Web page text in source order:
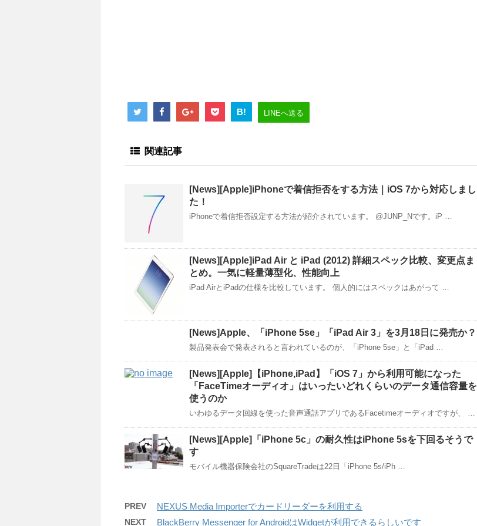
B! LINEへ送る
関連記事
[News][Apple]iPhoneで着信拒否をする方法｜iOS 7から対応しまし
た！
iPhoneで着信拒否設定する方法が紹介されています。 @JUNP_Nです。iP …
[News][Apple]iPad Air と iPad (2012) 詳細スペック比較、変更点ま
とめ。一気に軽量薄型化、性能向上
iPad AirとiPadの仕様を比較しています。 個人的にはスペックはあがって …
[News]Apple、「iPhone 5se」「iPad Air 3」を3月18日に発売か？
製品発表会で発表されると言われているのが、「iPhone 5se」と「iPad …
[News][Apple]【iPhone,iPad】「iOS 7」から利用可能になった
「FaceTimeオーディオ」はいったいどれくらいのデータ通信容量を
使うのか
いわゆるデータ回線を使った音声通話アプリであるFacetimeオーディオですが、 …
[News][Apple]「iPhone 5c」の耐久性はiPhone 5sを下回るそうで
す
モバイル機器保険会社のSquareTradeは22日「iPhone 5s/iPh …
PREV NEXUS Media Importerでカードリーダーを利用する
NEXT BlackBerry Messenger for AndroidはWidgetが利用できるらしいです